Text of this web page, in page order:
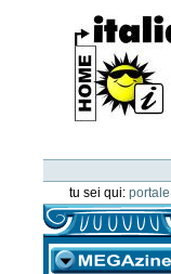
contenuti.
Spostati
navigazione
personali
tu sei qui: portale